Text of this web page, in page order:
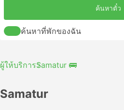
ค้นหาตั๋ว
ค้นหาที่พักของฉัน
ผู้ให้บริการSamatur 🚌
Samatur